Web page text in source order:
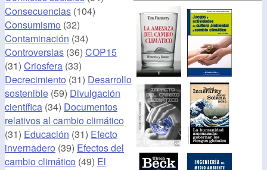
Consecuencias (104)
Consumismo (32)
Contaminación (34)
Controversias (36) COP15
(31) Criosfera (33)
Decrecimiento (31) Desarrollo
sostenible (59) Divulgación
científica (34) Documentos
relativos al cambio climático
(31) Educación (31) Efecto
invernadero (39) Efectos del
cambio climático (49) El